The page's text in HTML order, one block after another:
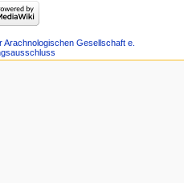
Arachnologischen Gesellschaft e.